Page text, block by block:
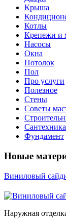
Крыша
Котлы
Крепежи и
Насосы
Окна
Потолок
Пол
Про услуги
Полезное
Стены
Советы
Сантехника
Фундамент
Новые
Виниловый
Наружная